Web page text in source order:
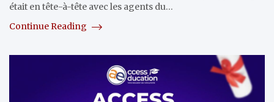
était en tête-à-tête avec les agents du…
Continue Reading